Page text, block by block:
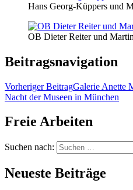
Hans Georg-Küppers und
OB Dieter Reiter und
Beitragsnavigation
Vorheriger BeitragGalerie Anette
Nacht der Museen in München
Freie Arbeiten
Suchen nach:
Neueste Beiträge